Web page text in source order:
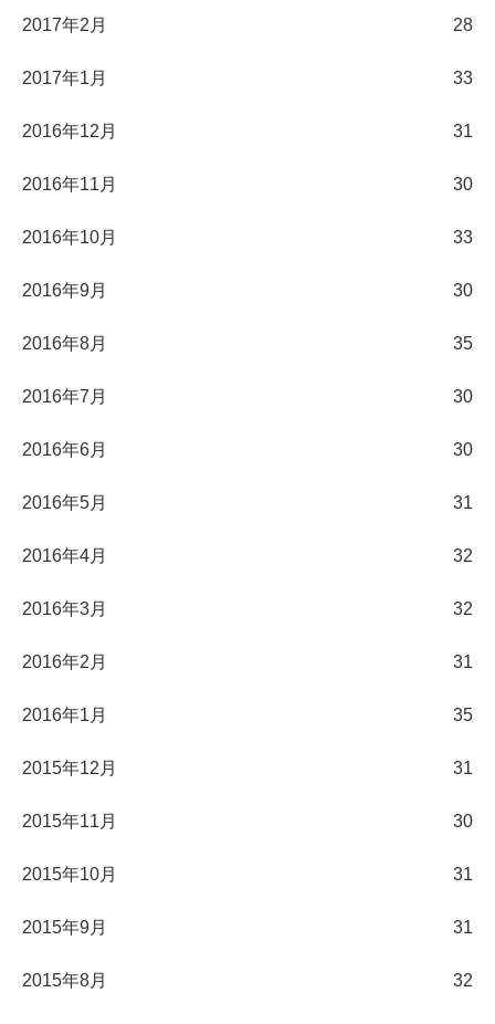
2017年2月 28
2017年1月 33
2016年12月 31
2016年11月 30
2016年10月 33
2016年9月 30
2016年8月 35
2016年7月 30
2016年6月 30
2016年5月 31
2016年4月 32
2016年3月 32
2016年2月 31
2016年1月 35
2015年12月 31
2015年11月 30
2015年10月 31
2015年9月 31
2015年8月 32